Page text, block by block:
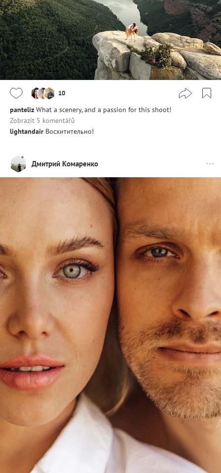
10
panteliz What a scenery, and a passion for this shoot!
Zobrazit 5 komentářů
lightandair Восхитительно!
Дмитрий Комаренко